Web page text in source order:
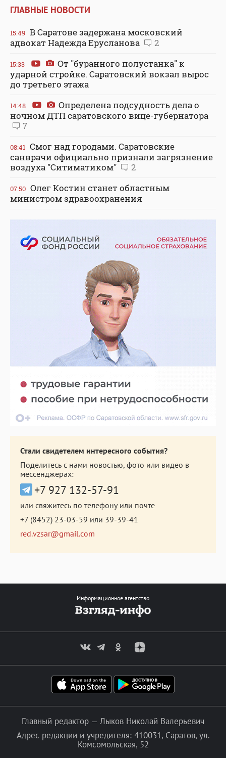
ГЛАВНЫЕ НОВОСТИ
15:49 В Саратове задержана московский
адвокат Надежда Ерусланова
2
15:33
От "буранного полустанка" к
ударной стройке. Саратовский вокзал вырос
до третьего этажа
14:48
Определена подсудность дела о
ночном ДТП саратовского вице-губернатора
7
08:41 Смог над городами. Саратовские
санврачи официально признали загрязнение
воздуха "Ситиматиком"
2
07:50 Олег Костин станет областным
министром здравоохранения
Стали свидетелем интересного события?
Поделитесь с нами новостью, фото или видео в
мессенджерах:
+7 927 132-57-91
или свяжитесь по телефону или почте
+7 (8452) 23-03-59 или 39-39-41
red.vzsar@gmail.com
Информационное агентство
Главный редактор — Лыков Николай Валерьевич
Адрес редакции и учредителя: 410031, Саратов, ул.
Комсомольская, 52